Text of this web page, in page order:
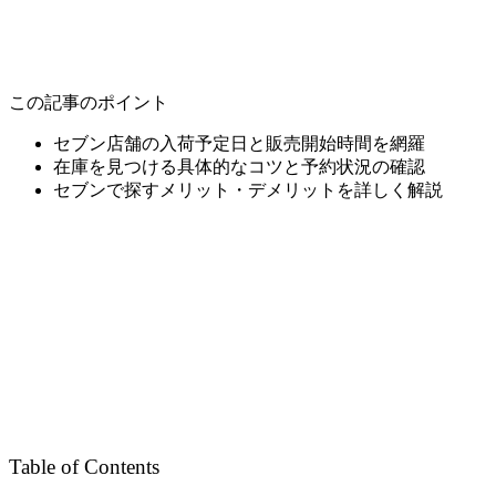
この記事のポイント
セブン店舗の入荷予定日と販売開始時間を網羅
在庫を見つける具体的なコツと予約状況の確認
セブンで探すメリット・デメリットを詳しく解説
Table of Contents